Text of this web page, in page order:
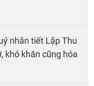
nhân tiết Lập Thu
khó khăn cũng hóa